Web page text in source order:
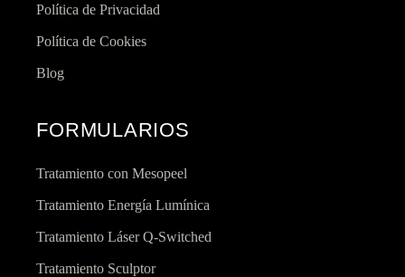
Política de Privacidad
Política de Cookies
Blog
FORMULARIOS
Tratamiento con Mesopeel
Tratamiento Energía Lumínica
Tratamiento Láser Q-Switched
Tratamiento Sculptor